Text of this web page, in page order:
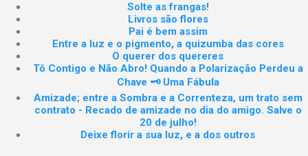
Solte as frangas!
Livros são flores
Pai é bem assim
Entre a luz e o pigmento, a quizumba das cores
O querer dos quereres
Tô Contigo e Não Abro! Quando a Polarização Perdeu a
Chave 🗝️ Uma Fábula
Amizade; entre a Sombra e a Correnteza, um trato sem
contrato - Recado de amizade no dia do amigo. Salve o
20 de julho!
Deixe florir a sua luz, e a dos outros